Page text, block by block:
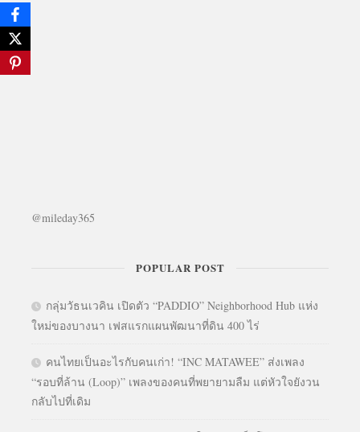
@mileday365
POPULAR POST
กลุ่มวัธนเวคิน เปิดตัว “PADDIO” Neighborhood Hub แห่ง
ใหม่ของบางนา เฟสแรกแผนพัฒนาที่ดิน 400 ไร่
คนไทยเป็นอะไรกับคนเก่า! “INC MATAWEE” ส่งเพลง
“รอบที่ล้าน (Loop)” เพลงของคนที่พยายามลืม แต่หัวใจยังวน
กลับไปที่เดิม